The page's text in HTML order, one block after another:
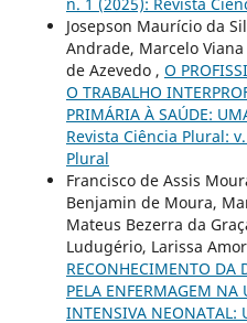
Josepson Maurício da
Andrade, Marcelo
de Azevedo , O
O TRABALHO
PRIMÁRIA À SAÚDE:
Revista Ciência Plural:
Plural
Francisco de Assis
Benjamin de Moura,
Mateus Bezerra da
Ludugério, Larissa
RECONHECIMENTO DA
PELA ENFERMAGEM NA
INTENSIVA NEONATAL: